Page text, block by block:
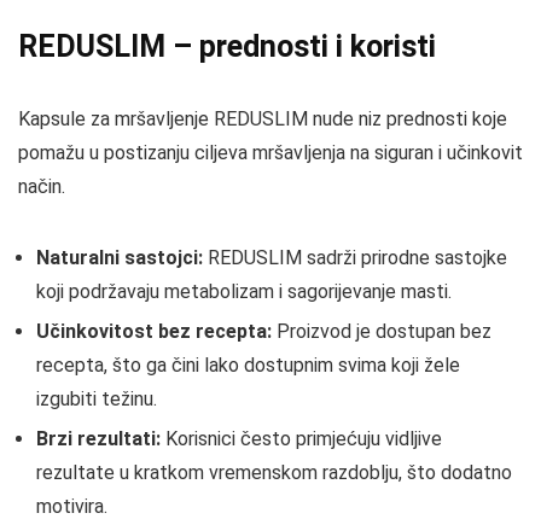
REDUSLIM – prednosti i koristi
Kapsule za mršavljenje REDUSLIM nude niz prednosti koje
pomažu u postizanju ciljeva mršavljenja na siguran i učinkovit
način.
Naturalni sastojci: REDUSLIM sadrži prirodne sastojke
koji podržavaju metabolizam i sagorijevanje masti.
Učinkovitost bez recepta: Proizvod je dostupan bez
recepta, što ga čini lako dostupnim svima koji žele
izgubiti težinu.
Brzi rezultati: Korisnici često primjećuju vidljive
rezultate u kratkom vremenskom razdoblju, što dodatno
motivira.